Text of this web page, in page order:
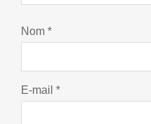
Nom *
E-mail *